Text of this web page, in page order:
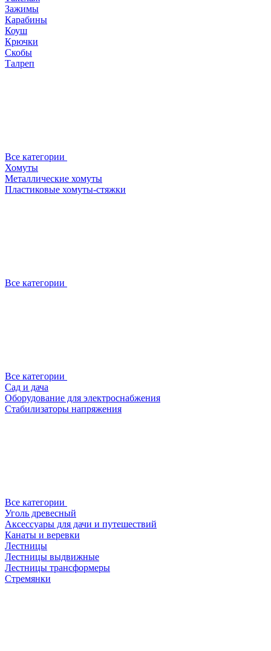
Зажимы
Карабины
Коуш
Крючки
Скобы
Талреп
Все категории
Хомуты
Металлические хомуты
Пластиковые хомуты-стяжки
Все категории
Все категории
Сад и дача
Оборудование для электроснабжения
Стабилизаторы напряжения
Все категории
Уголь древесный
Аксессуары для дачи и путешествий
Канаты и веревки
Лестницы
Лестницы выдвижные
Лестницы трансформеры
Стремянки